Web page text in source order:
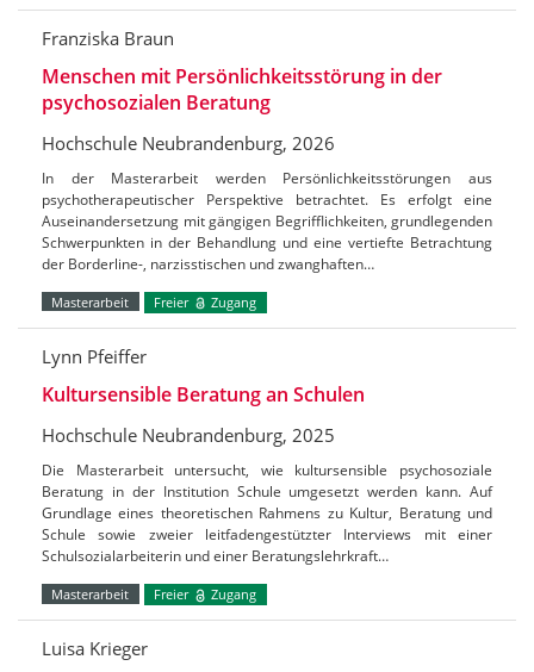
Franziska Braun
Menschen mit Persönlichkeitsstörung in der
psychosozialen Beratung
Hochschule Neubrandenburg, 2026
In der Masterarbeit werden Persönlichkeitsstörungen aus
psychotherapeutischer Perspektive betrachtet. Es erfolgt eine
Auseinandersetzung mit gängigen Begrifflichkeiten, grundlegenden
Schwerpunkten in der Behandlung und eine vertiefte Betrachtung
der Borderline-, narzisstischen und zwanghaften…
Masterarbeit Freier Zugang
Lynn Pfeiffer
Kultursensible Beratung an Schulen
Hochschule Neubrandenburg, 2025
Die Masterarbeit untersucht, wie kultursensible psychosoziale
Beratung in der Institution Schule umgesetzt werden kann. Auf
Grundlage eines theoretischen Rahmens zu Kultur, Beratung und
Schule sowie zweier leitfadengestützter Interviews mit einer
Schulsozialarbeiterin und einer Beratungslehrkraft…
Masterarbeit Freier Zugang
Luisa Krieger